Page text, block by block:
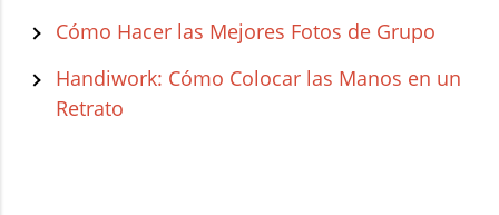
Cómo Hacer las Mejores Fotos de Grupo
Handiwork: Cómo Colocar las Manos en un
Retrato